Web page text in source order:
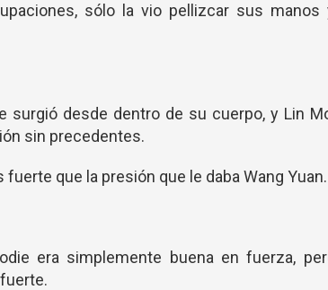
sólo la vio pellizcar sus manos
surgió desde dentro de su cuerpo, y Lin
sin precedentes.
que la presión que le daba Wang Yuan.
era simplemente buena en fuerza,